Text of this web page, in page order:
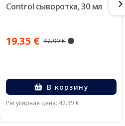
Control сыворотка, 30 мл
19.35 € 42.99 €
В корзину
Регулярная цена: 42.99 €